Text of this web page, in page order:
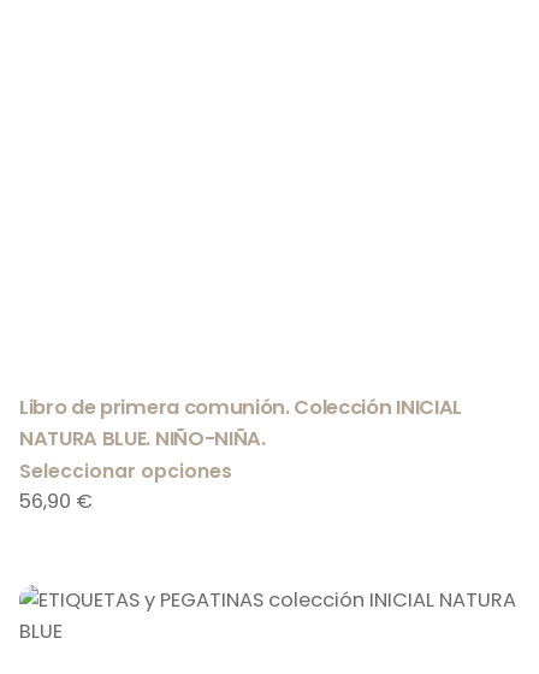
Libro de primera comunión. Colección INICIAL
NATURA BLUE. NIÑO-NIÑA.
Seleccionar opciones
56,90 €